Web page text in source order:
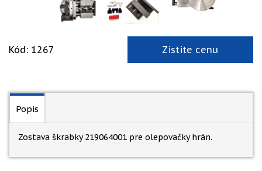
Kód: 1267 Zistite cenu
Popis
Zostava škrabky 219064001 pre olepovačky hrán.